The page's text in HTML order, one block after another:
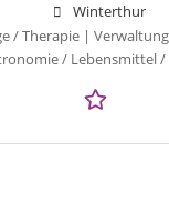
Winterthur
/ Therapie |
/ Lebensmittel /